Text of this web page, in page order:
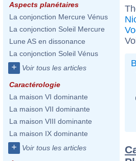
Aspects planétaires
La conjonction Mercure Vénus
La conjonction Soleil Mercure
Lune AS en dissonance
La conjonction Soleil Vénus
+ Voir tous les articles
Caractérologie
La maison VI dominante
La maison VII dominante
La maison VIII dominante
La maison IX dominante
+ Voir tous les articles